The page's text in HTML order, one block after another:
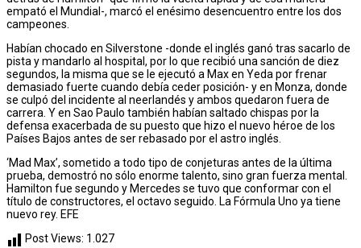
empató el Mundial-, marcó el enésimo desencuentro entre los dos
campeones.
Habían chocado en Silverstone -donde el inglés ganó tras sacarlo de
pista y mandarlo al hospital, por lo que recibió una sanción de diez
segundos, la misma que se le ejecutó a Max en Yeda por frenar
demasiado fuerte cuando debía ceder posición- y en Monza, donde
se culpó del incidente al neerlandés y ambos quedaron fuera de
carrera. Y en Sao Paulo también habían saltado chispas por la
defensa exacerbada de su puesto que hizo el nuevo héroe de los
Países Bajos antes de ser rebasado por el astro inglés.
‘Mad Max’, sometido a todo tipo de conjeturas antes de la última
prueba, demostró no sólo enorme talento, sino gran fuerza mental.
Hamilton fue segundo y Mercedes se tuvo que conformar con el
título de constructores, el octavo seguido. La Fórmula Uno ya tiene
nuevo rey. EFE
Post Views: 1.027